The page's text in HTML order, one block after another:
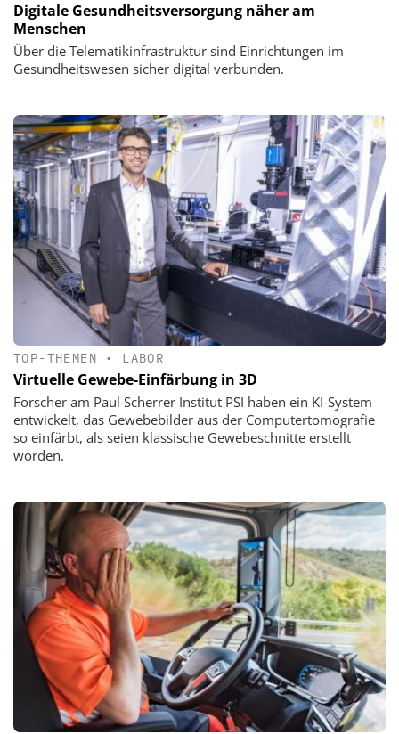
Digitale Gesundheitsversorgung näher am
Menschen
Über die Telematikinfrastruktur sind Einrichtungen im
Gesundheitswesen sicher digital verbunden.
TOP-THEMEN • LABOR
Virtuelle Gewebe-Einfärbung in 3D
Forscher am Paul Scherrer Institut PSI haben ein KI-System
entwickelt, das Gewebebilder aus der Computertomografie
so einfärbt, als seien klassische Gewebeschnitte erstellt
worden.